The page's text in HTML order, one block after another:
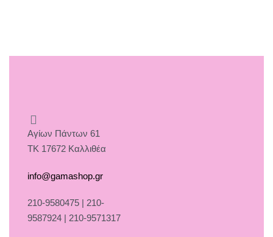
Αγίων Πάντων 61
ΤΚ 17672 Καλλιθέα
info@gamashop.gr
210-9580475 | 210-
9587924 | 210-9571317